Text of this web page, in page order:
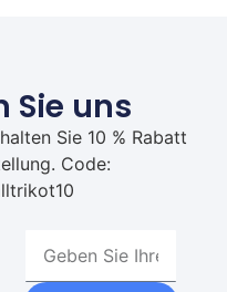
Sie uns
Sie 10 % Rabatt
Code: